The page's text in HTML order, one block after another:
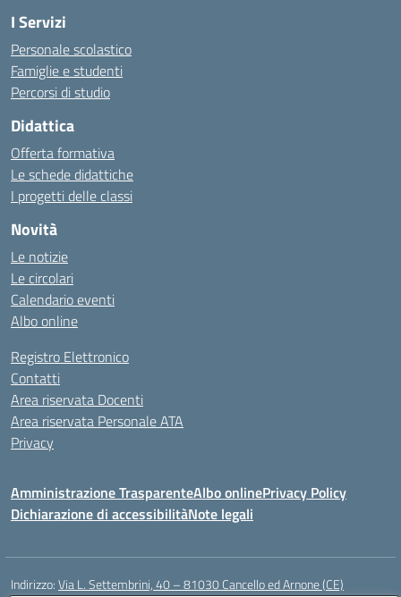
I Servizi
Personale scolastico
Famiglie e studenti
Percorsi di studio
Didattica
Offerta formativa
Le schede didattiche
I progetti delle classi
Novità
Le notizie
Le circolari
Calendario eventi
Albo online
Registro Elettronico
Contatti
Area riservata Docenti
Area riservata Personale ATA
Privacy
Amministrazione TrasparenteAlbo onlinePrivacy Policy
Dichiarazione di accessibilitàNote legali
Indirizzo:Via L. Settembrini, 40 – 81030 Cancello ed Arnone (CE)